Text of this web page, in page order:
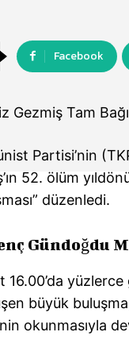
Facebook
Gezmiş Tam
Partisi’nin
52. ölüm
düzenledi.
Gündoğdu
16.00’da
büyük
okunmasıyla